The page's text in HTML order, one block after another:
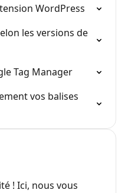
WordPress
les versions de
Tag Manager
vos balises
! Ici, nous vous